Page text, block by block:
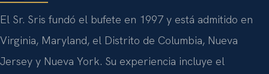
El Sr. Sris fundó el bufete en 1997 y está admitido en
Virginia, Maryland, el Distrito de Columbia, Nueva
Jersey y Nueva York. Su experiencia incluye el